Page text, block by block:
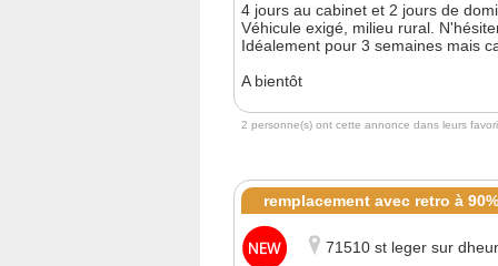
4 jours au cabinet et 2 jours de
Véhicule exigé, milieu rural.
Idéalement pour 3 semaines mais
A bientôt
2 personne(s) ont cette annonce dans leurs
remplacement avec retro à 90%
71510 st leger sur